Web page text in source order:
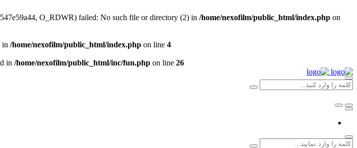
O_RDWR) failed: No such file or directory (2) in /home/nexofilm/public_html/index.php on
in /home/nexofilm/public_html/index.php on line 4
in /home/nexofilm/public_html/inc/fun.php on line 26